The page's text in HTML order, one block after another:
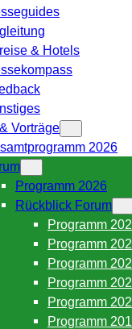
& Hotels
Vorträge
2026
Programm 2026
Rückblick Forum
Programm
Programm
Programm
Programm
Programm
Programm